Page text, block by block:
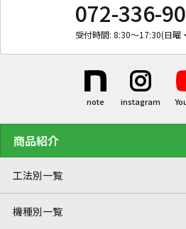
072-336-
受付時間: 8:30〜17:30(日曜
商品紹介
工法別一覧
機種別一覧